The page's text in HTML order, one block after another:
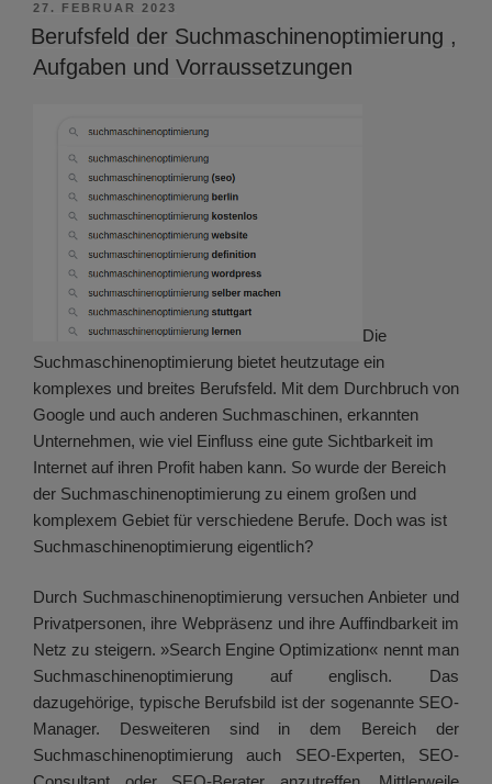
VERÖFFENTLICHT
AM
27. FEBRUAR 2023
Berufsfeld der Suchmaschinenoptimierung ,
Aufgaben und Vorraussetzungen
Die
Suchmaschinenoptimierung bietet heutzutage ein
komplexes und breites Berufsfeld. Mit dem Durchbruch von
Google und auch anderen Suchmaschinen, erkannten
Unternehmen, wie viel Einfluss eine gute Sichtbarkeit im
Internet auf ihren Profit haben kann. So wurde der Bereich
der Suchmaschinenoptimierung zu einem großen und
komplexem Gebiet für verschiedene Berufe. Doch was ist
Suchmaschinenoptimierung eigentlich?
Durch Suchmaschinenoptimierung versuchen Anbieter und
Privatpersonen, ihre Webpräsenz und ihre Auffindbarkeit im
Netz zu steigern. »Search Engine Optimization« nennt man
Suchmaschinenoptimierung auf englisch. Das
dazugehörige, typische Berufsbild ist der sogenannte SEO-
Manager. Desweiteren sind in dem Bereich der
Suchmaschinenoptimierung auch SEO-Experten, SEO-